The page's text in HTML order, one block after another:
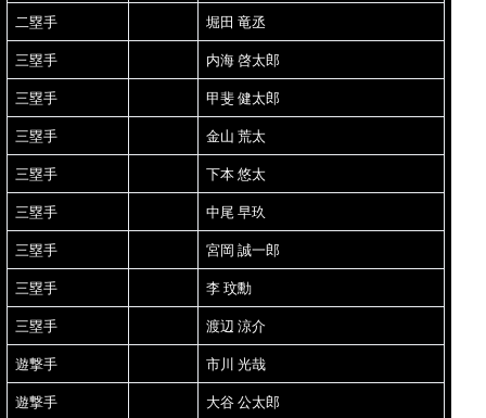
二塁手 堀田 竜丞
三塁手 内海 啓太郎
三塁手 甲斐 健太郎
三塁手 金山 荒太
三塁手 下本 悠太
三塁手 中尾 早玖
三塁手 宮岡 誠一郎
三塁手 李 玟勳
三塁手 渡辺 涼介
遊撃手 市川 光哉
遊撃手 大谷 公太郎